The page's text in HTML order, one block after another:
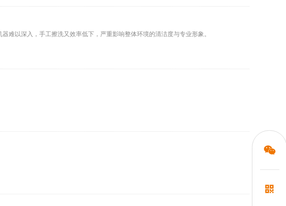
难以深入，手工擦洗又效率低下，严重影响整体环境的清洁度与专业形象。